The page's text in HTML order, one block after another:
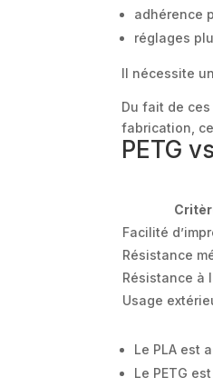
adhérence
réglages
Il nécessite
Du fait de
fabrication,
PETG
Facilité
Résistance
Résistance à
Usage
Le PLA est
Le PETG